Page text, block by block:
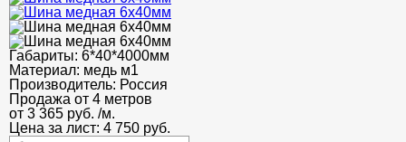
ОГРАЖДЕНИЯ ДЛЯ ЛЕСТНИЦ
ЭЛЕКТРОДЫ
ДЕКОРАТИВНЫЙ УГОЛОК
МЕТАЛЛИЧЕСКИЕ ПОРОГИ НАПОЛЬНЫЕ (ДЛЯ ПОЛА),
РАСКЛАДКА, ПЛИНТУС
Габариты: 6*40*4000мм
Материал: медь м1
Производитель: Россия
Продажа от 4 метров
от 3 365 руб. /м.
Цена за лист: 4 750 руб.